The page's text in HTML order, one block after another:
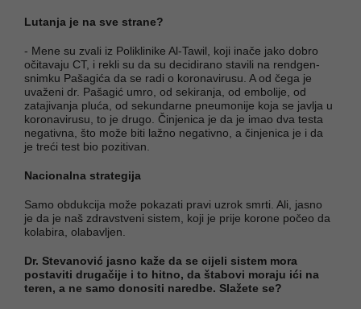
Lutanja je na sve strane?
- Mene su zvali iz Poliklinike Al-Tawil, koji inače jako dobro
očitavaju CT, i rekli su da su decidirano stavili na rendgen-
snimku Pašagića da se radi o koronavirusu. A od čega je
uvaženi dr. Pašagić umro, od sekiranja, od embolije, od
zatajivanja pluća, od sekundarne pneumonije koja se javlja u
koronavirusu, to je drugo. Činjenica je da je imao dva testa
negativna, što može biti lažno negativno, a činjenica je i da
je treći test bio pozitivan.
Nacionalna strategija
Samo obdukcija može pokazati pravi uzrok smrti. Ali, jasno
je da je naš zdravstveni sistem, koji je prije korone počeo da
kolabira, olabavljen.
Dr. Stevanović jasno kaže da se cijeli sistem mora
postaviti drugačije i to hitno, da štabovi moraju ići na
teren, a ne samo donositi naredbe. Slažete se?